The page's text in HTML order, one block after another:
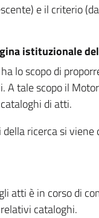
e il criterio
istituzionale
lo scopo di
tale scopo il
di atti.
ricerca si
atti è in corso di
cataloghi.